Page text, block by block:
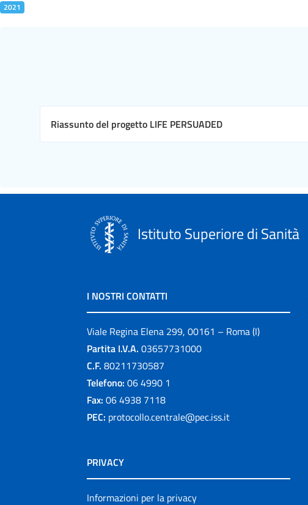
2021
Riassunto del progetto LIFE PERSUADED
Istituto Superiore di Sanità
I NOSTRI CONTATTI
Viale Regina Elena 299, 00161 – Roma (I)
Partita I.V.A. 03657731000
C.F. 80211730587
Telefono: 06 4990 1
Fax: 06 4938 7118
PEC: protocollo.centrale@pec.iss.it
PRIVACY
Informazioni per la privacy